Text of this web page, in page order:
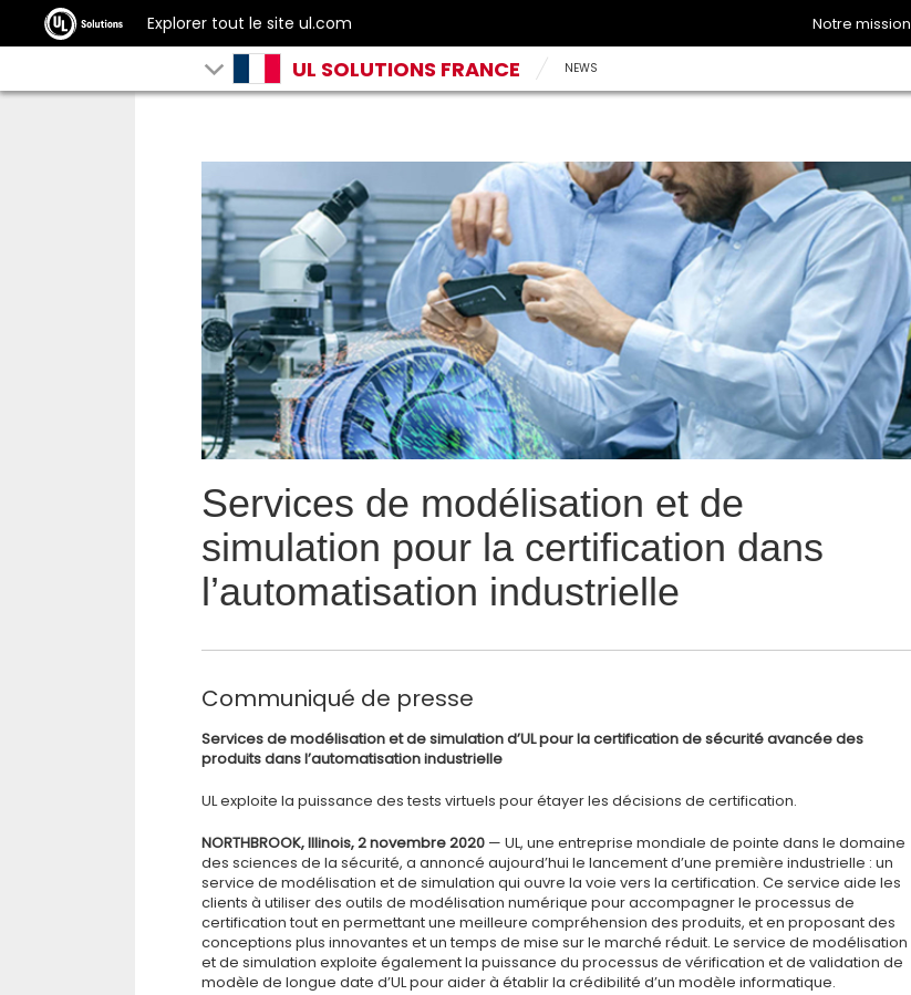
Explorer tout le site ul.com Notre mission
UL SOLUTIONS FRANCE NEWS
Services de modélisation et de
simulation pour la certification dans
l’automatisation industrielle
Communiqué de presse
Services de modélisation et de simulation d’UL pour la certification de sécurité avancée des
produits dans l’automatisation industrielle
UL exploite la puissance des tests virtuels pour étayer les décisions de certification.
NORTHBROOK, Illinois, 2 novembre 2020 — UL, une entreprise mondiale de pointe dans le domaine
des sciences de la sécurité, a annoncé aujourd’hui le lancement d’une première industrielle : un
service de modélisation et de simulation qui ouvre la voie vers la certification. Ce service aide les
clients à utiliser des outils de modélisation numérique pour accompagner le processus de
certification tout en permettant une meilleure compréhension des produits, et en proposant des
conceptions plus innovantes et un temps de mise sur le marché réduit. Le service de modélisation
et de simulation exploite également la puissance du processus de vérification et de validation de
modèle de longue date d’UL pour aider à établir la crédibilité d’un modèle informatique.